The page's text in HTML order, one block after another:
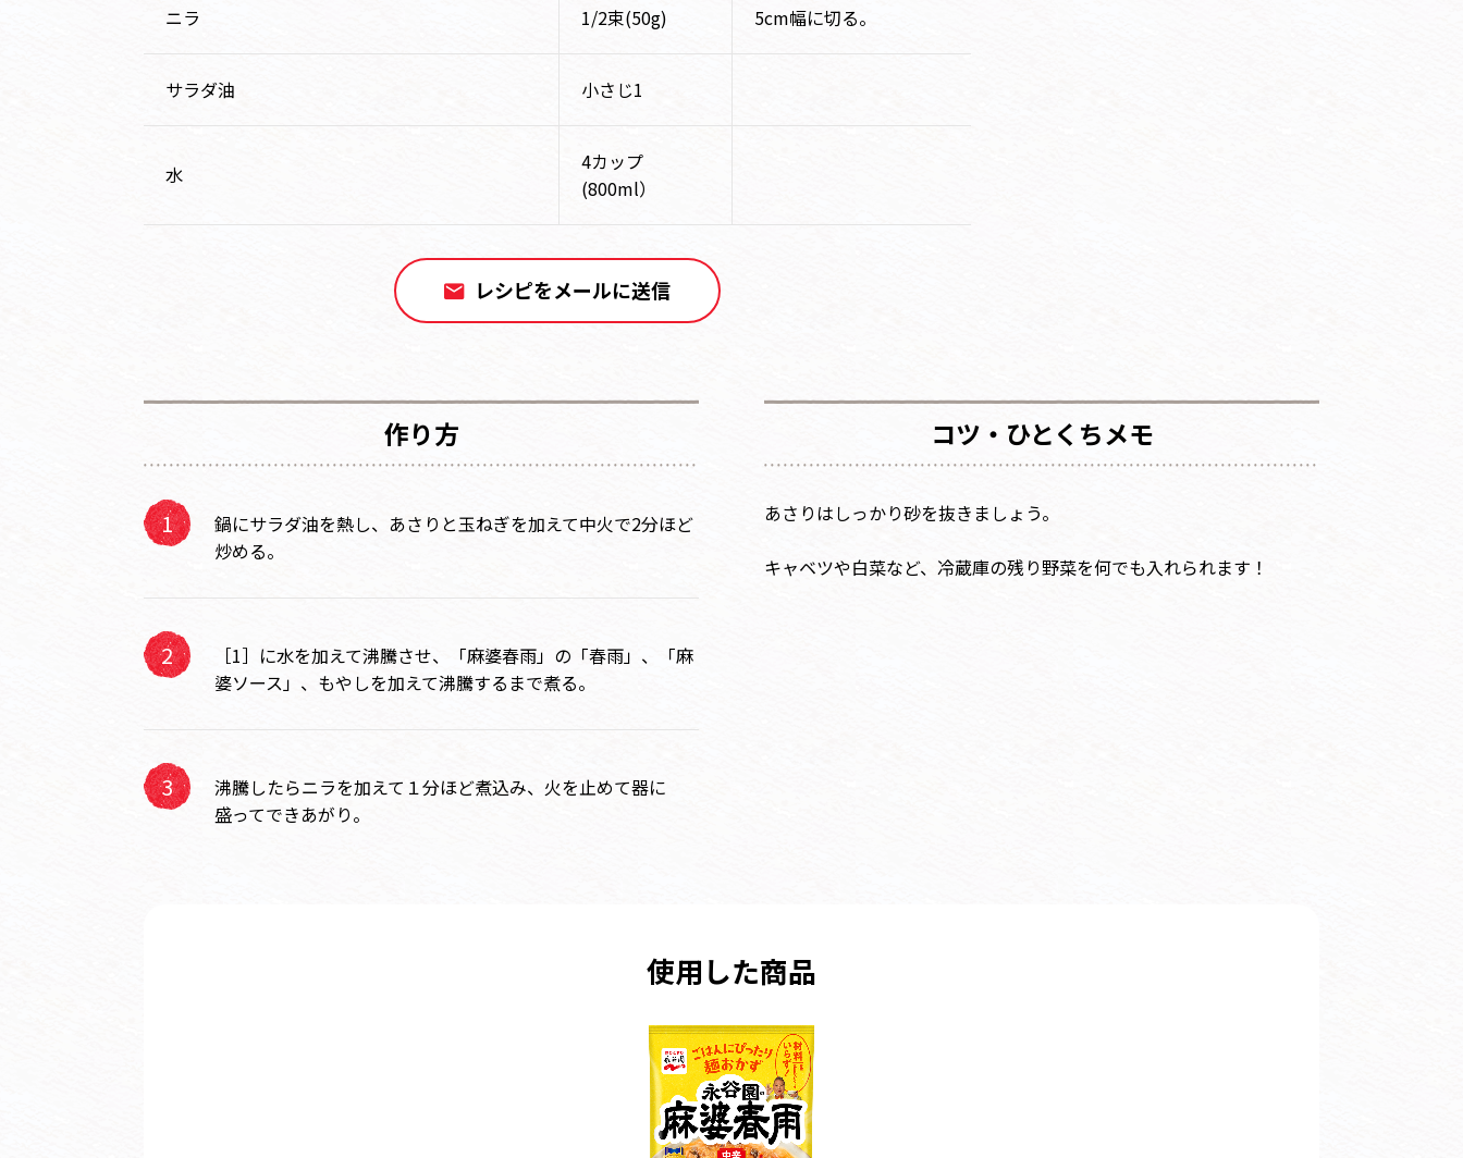
ニラ 1/2束(50g) 5cm幅に切る。
サラダ油 小さじ1
水
4カップ
(800ml）
レシピをメールに送信
作り方
鍋にサラダ油を熱し、あさりと玉ねぎを加えて中火で2分ほど
炒める。
［1］に水を加えて沸騰させ、「麻婆春雨」の「春雨」、「麻
婆ソース」、もやしを加えて沸騰するまで煮る。
沸騰したらニラを加えて１分ほど煮込み、火を止めて器に
盛ってできあがり。
コツ・ひとくちメモ
あさりはしっかり砂を抜きましょう。
キャベツや白菜など、冷蔵庫の残り野菜を何でも入れられます！
使用した商品